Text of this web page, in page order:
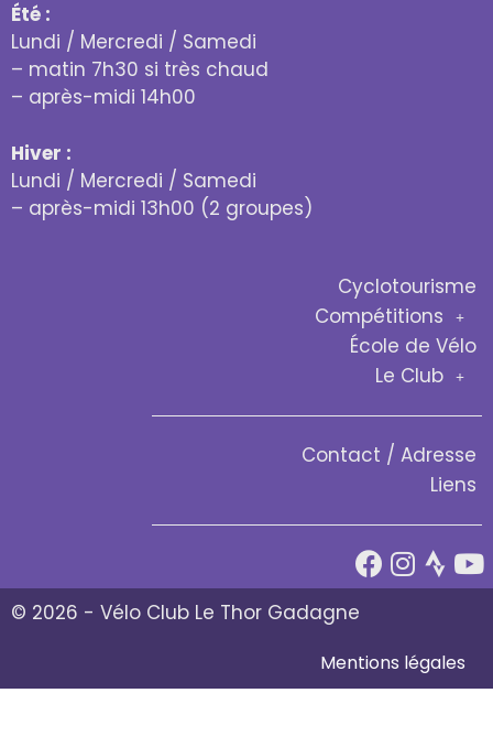
Été :
Lundi / Mercredi / Samedi
– matin 7h30 si très chaud
– après-midi 14h00
Hiver :
Lundi / Mercredi / Samedi
– après-midi 13h00 (2 groupes)
Cyclotourisme
Compétitions
École de Vélo
Le Club
Contact / Adresse
Liens
© 2026 - Vélo Club Le Thor Gadagne
Mentions légales